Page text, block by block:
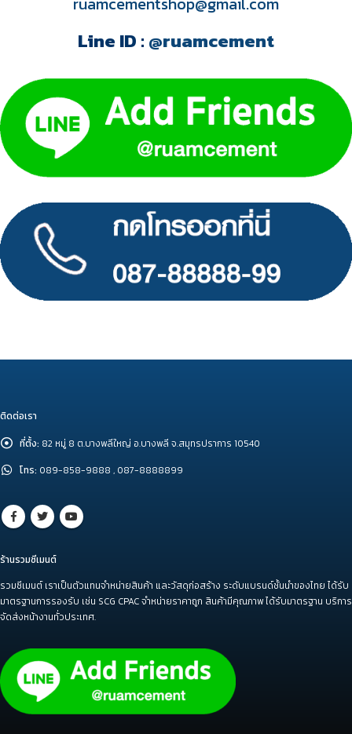
Line ID : @ruamcement
ติดต่อเรา
ที่ตั้ง: 82 หมู่ 8 ต.บางพลีใหญ่ อ.บางพลี จ.สมุทรปราการ 10540
โทร: 089-858-9888 , 087-8888899
ร้านรวมซีเมนต์
รวมซีเมนต์ เราเป็นตัวแทนจำหน่ายสินค้า และวัสดุก่อสร้าง ระดับแบรนด์ชั้นนำของไทย ได้รับ
มาตรฐานการรองรับ เช่น SCG CPAC จำหน่ายราคาถูก สินค้ามีคุณภาพ ได้รับมาตรฐาน บริการ
จัดส่งหน้างานทั่วประเทศ.